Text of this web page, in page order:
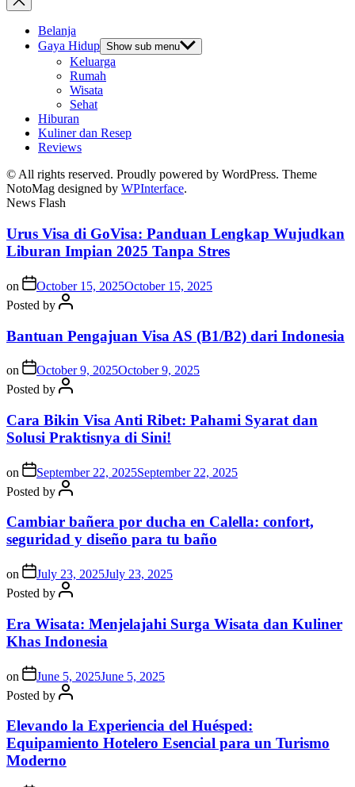
Belanja
Gaya Hidup Show sub menu
Keluarga
Rumah
Wisata
Sehat
Hiburan
Kuliner dan Resep
Reviews
© All rights reserved. Proudly powered by WordPress. Theme
NotoMag designed by WPInterface.
News Flash
Urus Visa di GoVisa: Panduan Lengkap Wujudkan
Liburan Impian 2025 Tanpa Stres
on October 15, 2025October 15, 2025
Posted by
Bantuan Pengajuan Visa AS (B1/B2) dari Indonesia
on October 9, 2025October 9, 2025
Posted by
Cara Bikin Visa Anti Ribet: Pahami Syarat dan
Solusi Praktisnya di Sini!
on September 22, 2025September 22, 2025
Posted by
Cambiar bañera por ducha en Calella: confort,
seguridad y diseño para tu baño
on July 23, 2025July 23, 2025
Posted by
Era Wisata: Menjelajahi Surga Wisata dan Kuliner
Khas Indonesia
on June 5, 2025June 5, 2025
Posted by
Elevando la Experiencia del Huésped:
Equipamiento Hotelero Esencial para un Turismo
Moderno